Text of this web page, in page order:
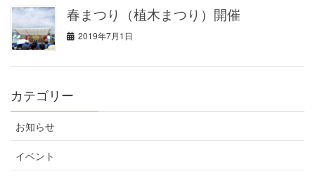
春まつり（植木まつり）開催
2019年7月1日
カテゴリー
お知らせ
イベント